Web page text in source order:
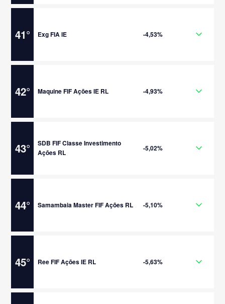
41° Exg FIA IE -4,53%
42° Maquine FIF Ações IE RL -4,93%
43°
SDB FIF Classe Investimento
Ações RL
-5,02%
44° Samambaia Master FIF Ações RL -5,10%
45° Ree FIF Ações IE RL -5,63%